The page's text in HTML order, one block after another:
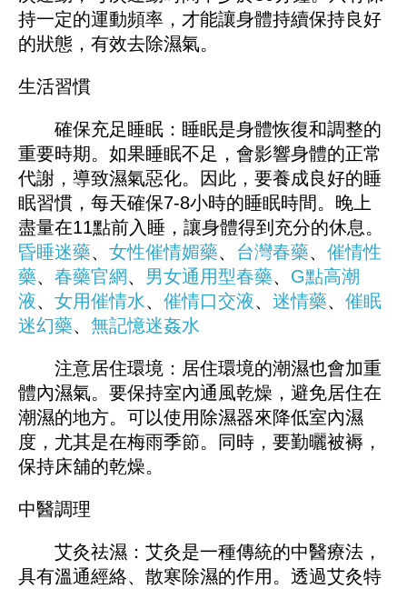
持一定的運動頻率，才能讓身體持續保持良好
的狀態，有效去除濕氣。
生活習慣
確保充足睡眠：睡眠是身體恢復和調整的
重要時期。如果睡眠不足，會影響身體的正常
代謝，導致濕氣惡化。因此，要養成良好的睡
眠習慣，每天確保7-8小時的睡眠時間。晚上
盡量在11點前入睡，讓身體得到充分的休息。
昏睡迷藥、 女性催情媚藥、 台灣春藥、 催情性
藥、 春藥官網、 男女通用型春藥、 G點高潮
液、 女用催情水、 催情口交液、 迷情藥、 催眠
迷幻藥、 無記憶迷姦水
注意居住環境：居住環境的潮濕也會加重
體內濕氣。要保持室內通風乾燥，避免居住在
潮濕的地方。可以使用除濕器來降低室內濕
度，尤其是在梅雨季節。同時，要勤曬被褥，
保持床舖的乾燥。
中醫調理
艾灸祛濕：艾灸是一種傳統的中醫療法，
具有溫通經絡、散寒除濕的作用。透過艾灸特